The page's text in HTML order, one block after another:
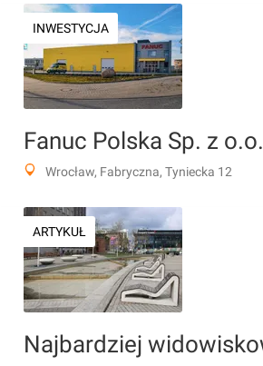
INWESTYCJA
Fanuc Polska Sp. z o.o.
Wrocław, Fabryczna, Tyniecka 12
ARTYKUŁ